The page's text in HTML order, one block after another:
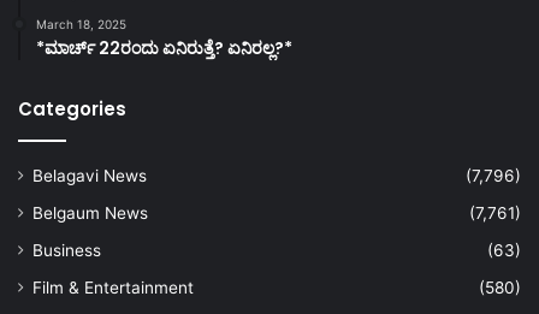
March 18, 2025
*ಮಾರ್ಚ್ 22ರಂದು ಏನಿರುತ್ತೆ? ಏನಿರಲ್ಲ?*
Categories
Belagavi News
(7,796)
Belgaum News
(7,761)
Business
(63)
Film & Entertainment
(580)